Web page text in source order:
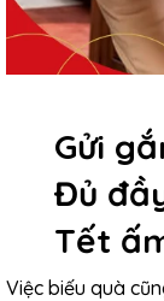
Gửi
Đủ
Tết
Việc biếu quà